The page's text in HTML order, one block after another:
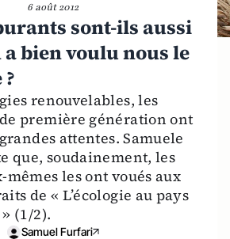
6 août 2012
sont-ils aussi
bien voulu nous le
renouvelables, les
première génération ont
attentes. Samuele
que, soudainement, les
mêmes les ont voués aux
de « L’écologie au pays
(1/2).
Samuel Furfari